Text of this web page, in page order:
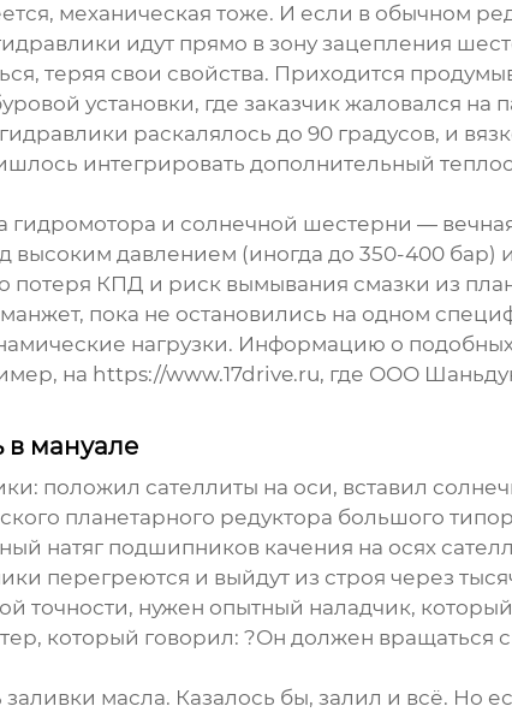
механическая тоже. И если в обычном
идут прямо в зону зацепления
теряя свои свойства. Приходится
установки, где заказчик жаловался на
раскалялось до 90 градусов, и
интегрировать дополнительный
гидромотора и солнечной шестерни —
высоким давлением (иногда до 350-400
потеря КПД и риск вымывания смазки из
пока не остановились на одном
нагрузки. Информацию о
на https://www.17drive.ru, где ООО
в мануале
положил сателлиты на оси, вставил
планетарного редуктора большого
натяг подшипников качения на осях
перегреются и выйдут из строя через
точности, нужен опытный наладчик,
который говорил: ?Он должен вращаться
масла. Казалось бы, залил и всё. Но